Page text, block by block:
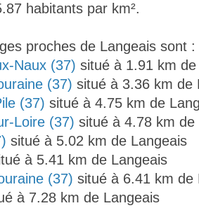
habitants par km².
proches de Langeais sont :
Naux (37) situé à 1.91 km
(37) situé à 3.36 km de
(37) situé à 4.75 km de
Loire (37) situé à 4.78 km de
situé à 5.02 km de Langeais
à 5.41 km de Langeais
(37) situé à 6.41 km de
à 7.28 km de Langeais